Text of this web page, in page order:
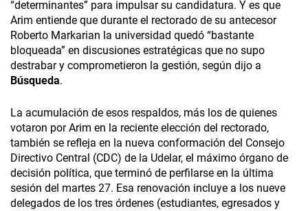
“determinantes” para impulsar su candidatura. Y es que
Arim entiende que durante el rectorado de su antecesor
Roberto Markarian la universidad quedó “bastante
bloqueada” en discusiones estratégicas que no supo
destrabar y comprometieron la gestión, según dijo a
Búsqueda.
La acumulación de esos respaldos, más los de quienes
votaron por Arim en la reciente elección del rectorado,
también se refleja en la nueva conformación del Consejo
Directivo Central (CDC) de la Udelar, el máximo órgano de
decisión política, que terminó de perfilarse en la última
sesión del martes 27. Esa renovación incluye a los nueve
delegados de los tres órdenes (estudiantes, egresados y